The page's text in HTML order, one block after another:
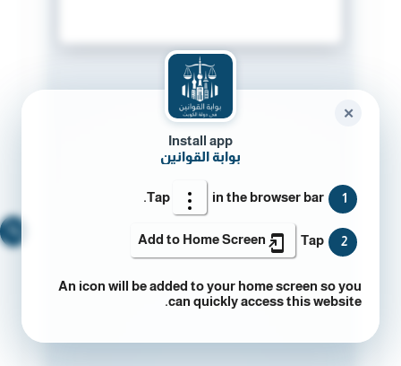
Install app
بوابة القوانين
1
Tap in the browser bar.
2
Tap
Add to Home Screen
An icon will be added to your home screen so you
can quickly access this website.
✕